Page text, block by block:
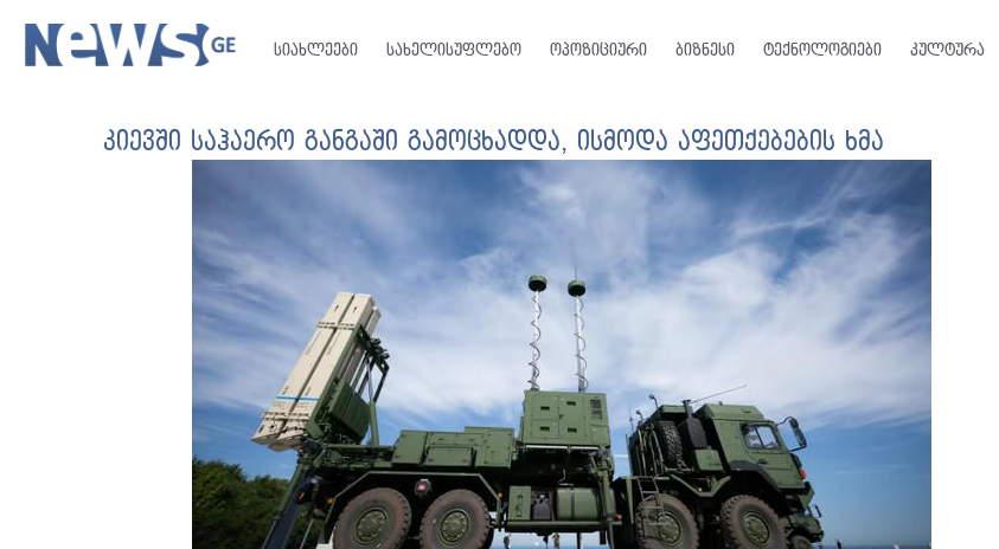
სიახლეები სახელისუფლებო ოპოზიციური ბიზნესი ტექნოლოგიები კულტურა
კიევში საჰაერო განგაში გამოცხადდა, ისმოდა აფეთქებების ხმა